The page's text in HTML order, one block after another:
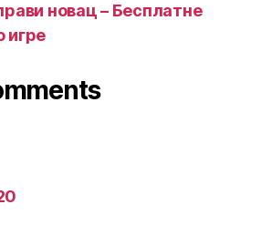
новац – Бесплатне
игре